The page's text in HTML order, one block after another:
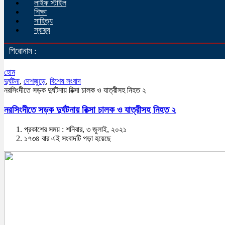
লাইফ স্টাইল
শিক্ষা
সাহিত্য
স্বাস্থ্য
শিরোনাম :
হোম
দুর্ঘটনা, দেশজুড়ে, বিশেষ সংবাদ
নরসিংদীতে সড়ক দুর্ঘটনায় রিক্সা চালক ও যাত্রীসহ নিহত ২
নরসিংদীতে সড়ক দুর্ঘটনায় রিক্সা চালক ও যাত্রীসহ নিহত ২
প্রকাশের সময় : শনিবার, ৩ জুলাই, ২০২১
১৭৩৪ বার এই সংবাদটি পড়া হয়েছে